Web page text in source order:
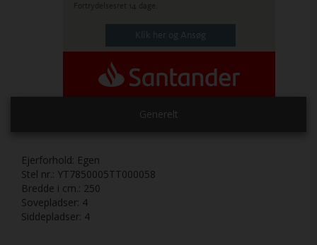
Fortrydelsesret 14 dage.
Klik her og Ansøg
Generelt
Ejerforhold: Egen
Stel nr.: YT7850005TT000058
Bredde i cm.: 250
Sovepladser: 4
Siddepladser: 4